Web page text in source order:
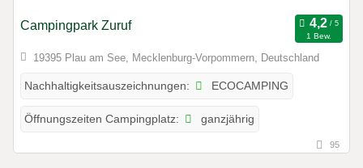
Campingpark Zuruf
1 Bew.
19395 Plau am See, Mecklenburg-Vorpommern, Deutschland
Nachhaltigkeitsauszeichnungen: ECOCAMPING
Öffnungszeiten Campingplatz: ganzjährig
95